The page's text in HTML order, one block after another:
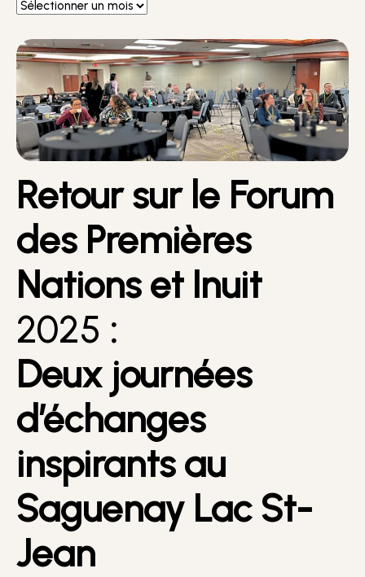
Retour sur le Forum
des Premières
Nations et Inuit
2025 :
Deux journées
d’échanges
inspirants au
Saguenay Lac St-
Jean